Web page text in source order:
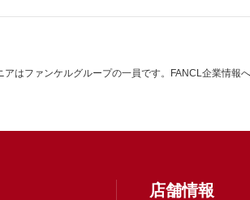
アはファンケルグループの一員です。FANCL企業情報
店舗情報